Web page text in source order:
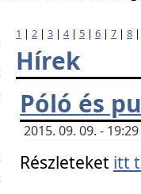
1 | 2 | 3 | 4| 5 | 6 | 7 | 8
Hírek
Póló és
2015. 09. 09. -
Részleteket itt